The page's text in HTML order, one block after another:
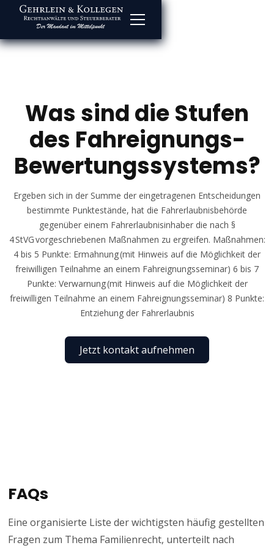
Was sind die Stufen
des Fahreignungs-
Bewertungssystems?
Ergeben sich in der Summe der eingetragenen Entscheidungen
bestimmte Punktestände, hat die Fahrerlaubnisbehörde
gegenüber einem Fahrerlaubnisinhaber die nach §
4 StVG vorgeschriebenen Maßnahmen zu ergreifen. Maßnahmen:
4 bis 5 Punkte: Ermahnung (mit Hinweis auf die Möglichkeit der
freiwilligen Teilnahme an einem Fahreignungsseminar) 6 bis 7
Punkte: Verwarnung (mit Hinweis auf die Möglichkeit der
freiwilligen Teilnahme an einem Fahreignungsseminar) 8 Punkte:
Entziehung der Fahrerlaubnis
Jetzt kontakt aufnehmen
FAQs
Eine organisierte Liste der wichtigsten häufig gestellten
Fragen zum Thema Familienrecht, unterteilt nach